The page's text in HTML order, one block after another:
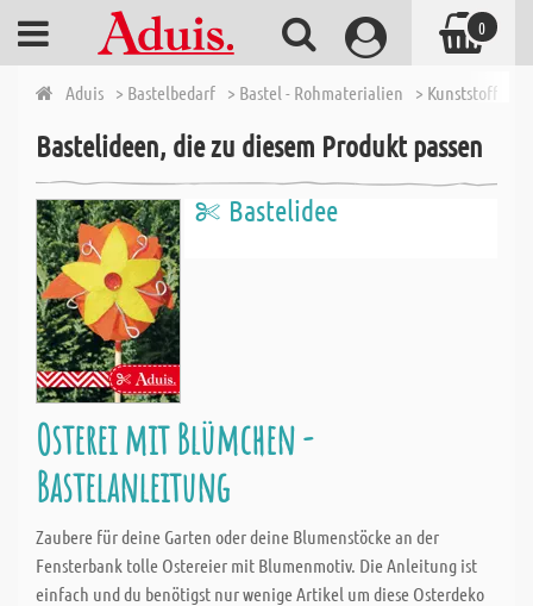
Aduis > Bastelbedarf > Bastel - Rohmaterialien > Kunststoff
Bastelideen, die zu diesem Produkt passen
Bastelidee
Osterei mit Blümchen -
Bastelanleitung
Zaubere für deine Garten oder deine Blumenstöcke an der
Fensterbank tolle Ostereier mit Blumenmotiv. Die Anleitung ist
einfach und du benötigst nur wenige Artikel um diese Osterdeko
0